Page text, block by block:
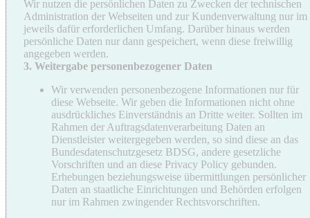
Wir nutzen die persönlichen Daten zu Zwecken der technischen
Administration der Webseiten und zur Kundenverwaltung nur im
jeweils dafür erforderlichen Umfang. Darüber hinaus werden
persönliche Daten nur dann gespeichert, wenn diese freiwillig
angegeben werden.
3. Weitergabe personenbezogener Daten
Wir verwenden personenbezogene Informationen nur für
diese Webseite. Wir geben die Informationen nicht ohne
ausdrückliches Einverständnis an Dritte weiter. Sollten im
Rahmen der Auftragsdatenverarbeitung Daten an
Dienstleister weitergegeben werden, so sind diese an das
Bundesdatenschutzgesetz BDSG, andere gesetzliche
Vorschriften und an diese Privacy Policy gebunden.
Erhebungen beziehungsweise übermittlungen persönlicher
Daten an staatliche Einrichtungen und Behörden erfolgen
nur im Rahmen zwingender Rechtsvorschriften.